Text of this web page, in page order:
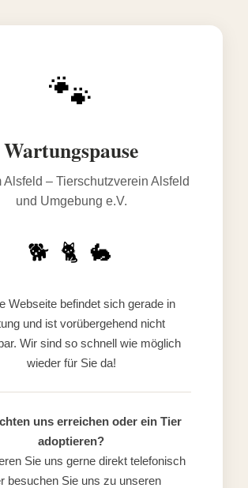
🐾
Wartungspause
Alsfeld – Tierschutzverein Alsfeld
und Umgebung e.V.
🐕 🐈 🐇
Webseite befindet sich gerade in
und ist vorübergehend nicht
Wir sind so schnell wie möglich
wieder für Sie da!
uns erreichen oder ein Tier
adoptieren?
Sie uns gerne direkt telefonisch
besuchen Sie uns zu unseren